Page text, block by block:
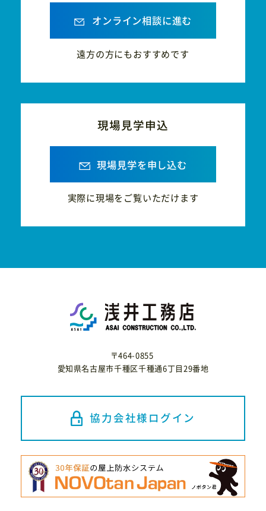
オンライン相談に進む
遠方の方にもおすすめです
現場見学申込
現場見学を申し込む
実際に現場をご覧いただけます
〒464-0855
愛知県名古屋市千種区千種通6丁目29番地
協力会社様ログイン